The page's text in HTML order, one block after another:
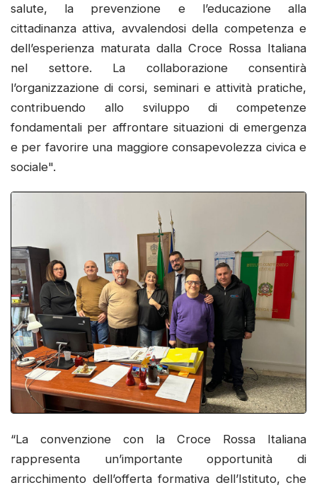
salute, la prevenzione e l’educazione alla
cittadinanza attiva, avvalendosi della competenza e
dell’esperienza maturata dalla Croce Rossa Italiana
nel settore. La collaborazione consentirà
l’organizzazione di corsi, seminari e attività pratiche,
contribuendo allo sviluppo di competenze
fondamentali per affrontare situazioni di emergenza
e per favorire una maggiore consapevolezza civica e
sociale".
“La convenzione con la Croce Rossa Italiana
rappresenta un’importante opportunità di
arricchimento dell’offerta formativa dell’Istituto, che